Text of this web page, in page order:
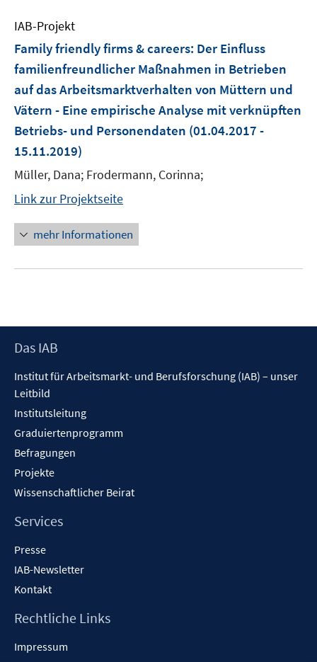
IAB-Projekt
Family friendly firms & careers: Der Einfluss
familienfreundlicher Maßnahmen in Betrieben
auf das Arbeitsmarktverhalten von Müttern und
Vätern - Eine empirische Analyse mit verknüpften
Betriebs- und Personendaten (01.04.2017 -
15.11.2019)
Müller, Dana; Frodermann, Corinna;
Link zur Projektseite
mehr Informationen
Footer
Das IAB
Institut für Arbeitsmarkt- und Berufsforschung (IAB) – unser
Leitbild
Institutsleitung
Graduiertenprogramm
Befragungen
Projekte
Wissenschaftlicher Beirat
Services
Presse
IAB-Newsletter
Kontakt
Rechtliche Links
Impressum